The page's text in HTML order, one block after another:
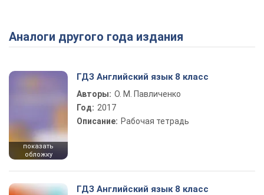
Play Video
Аналоги другого года издания
показать
обложку
ГДЗ Английский язык 8 класс
Авторы: О. М. Павличенко
Год: 2017
Описание: Рабочая тетрадь
ГДЗ Английский язык 8 класс